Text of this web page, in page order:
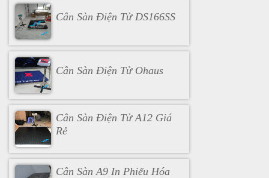
Cân Sàn Điện Tử DS166SS
Cân Sàn Điện Tử Ohaus
Cân Sàn Điện Tử A12 Giá
Rẻ
Cân Sàn A9 In Phiếu Hóa